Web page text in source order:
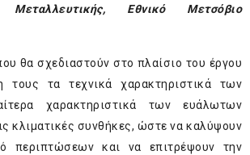
Μεταλλευτικής, Εθνικό Μετσόβιο
θα σχεδιαστούν στο πλαίσιο του έργου
τα τεχνικά χαρακτηριστικά των
χαρακτηριστικά των ευάλωτων
κλιματικές συνθήκες, ώστε να καλύψουν
περιπτώσεων και να επιτρέψουν την